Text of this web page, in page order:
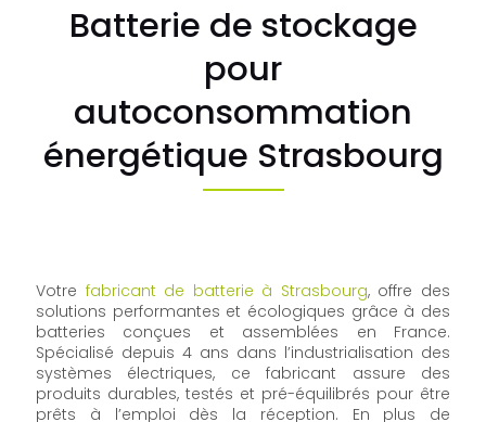
Batterie de stockage
pour
autoconsommation
énergétique Strasbourg
Votre fabricant de batterie à Strasbourg, offre des
solutions performantes et écologiques grâce à des
batteries conçues et assemblées en France.
Spécialisé depuis 4 ans dans l’industrialisation des
systèmes électriques, ce fabricant assure des
produits durables, testés et pré-équilibrés pour être
prêts à l’emploi dès la réception. En plus de